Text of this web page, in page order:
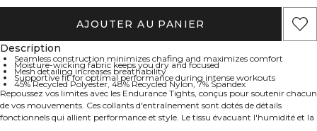
AJOUTER AU PANIER
Description
Seamless construction minimizes chafing and maximizes comfort
Moisture-wicking fabric keeps you dry and focused
Mesh detailing increases breathability
Supportive fit for optimal performance during intense workouts
45% Recycled Polyester, 48% Recycled Nylon, 7% Spandex
Repoussez vos limites avec les Endurance Tights, conçus pour soutenir chacun
de vos mouvements. Ces collants d'entraînement sont dotés de détails
fonctionnels qui allient performance et style. Le tissu évacuant l'humidité et la